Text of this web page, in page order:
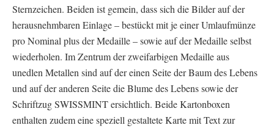
Sternzeichen. Beiden ist gemein, dass sich die Bilder auf der
herausnehmbaren Einlage – bestückt mit je einer Umlaufmünze
pro Nominal plus der Medaille – sowie auf der Medaille selbst
wiederholen. Im Zentrum der zweifarbigen Medaille aus
unedlen Metallen sind auf der einen Seite der Baum des Lebens
und auf der anderen Seite die Blume des Lebens sowie der
Schriftzug SWISSMINT ersichtlich. Beide Kartonboxen
enthalten zudem eine speziell gestaltete Karte mit Text zur